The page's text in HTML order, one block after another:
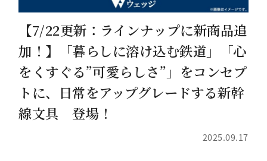
【7/22更新：ラインナップに新商品追
加！】「暮らしに溶け込む鉄道」「心
をくすぐる”可愛らしさ”」をコンセプ
トに、日常をアップグレードする新幹
線文具 登場！
2025.09.17